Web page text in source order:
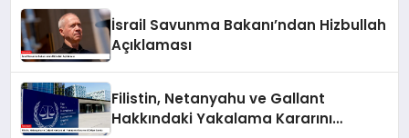
İsrail Savunma Bakanı’ndan Hizbullah
Açıklaması
Filistin, Netanyahu ve Gallant
Hakkındaki Yakalama Kararını